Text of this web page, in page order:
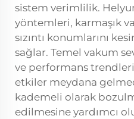
sistem verimlilik.
yöntemleri, karmaşık
sızıntı konumlarını
sağlar. Temel vakum
ve performans
etkiler meydana
kademeli olarak
edilmesine yardımcı